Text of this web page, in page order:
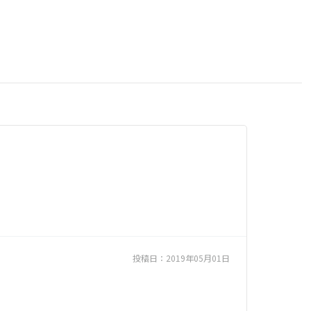
投稿日： 2019年05月01日